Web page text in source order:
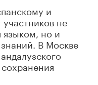
и
не
языком, но и
В Москве